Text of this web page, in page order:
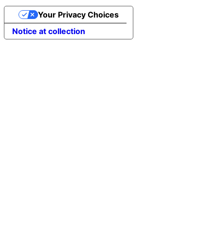
Notice at collection
Your Privacy Choices